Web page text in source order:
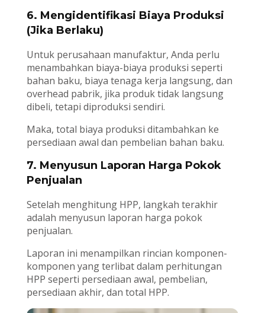
6. Mengidentifikasi Biaya Produksi
(Jika Berlaku)
Untuk perusahaan manufaktur, Anda perlu
menambahkan biaya-biaya produksi seperti
bahan baku, biaya tenaga kerja langsung, dan
overhead pabrik, jika produk tidak langsung
dibeli, tetapi diproduksi sendiri.
Maka, total biaya produksi ditambahkan ke
persediaan awal dan pembelian bahan baku.
7. Menyusun Laporan Harga Pokok
Penjualan
Setelah menghitung HPP, langkah terakhir
adalah menyusun laporan harga pokok
penjualan.
Laporan ini menampilkan rincian komponen-
komponen yang terlibat dalam perhitungan
HPP seperti persediaan awal, pembelian,
persediaan akhir, dan total HPP.